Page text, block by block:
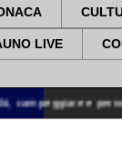
LIVE
pernottare sulle